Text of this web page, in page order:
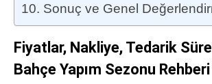
10. Sonuç ve Genel
Fiyatlar, Nakliye, Tedarik
Bahçe Yapım Sezonu Rehberi